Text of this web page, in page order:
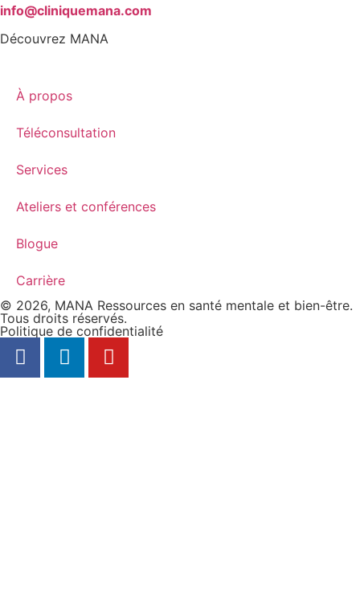
info@cliniquemana.com
Découvrez MANA
À propos
Téléconsultation
Services
Ateliers et conférences
Blogue
Carrière
© 2026, MANA Ressources en santé mentale et bien-être.
Tous droits réservés.
Politique de confidentialité